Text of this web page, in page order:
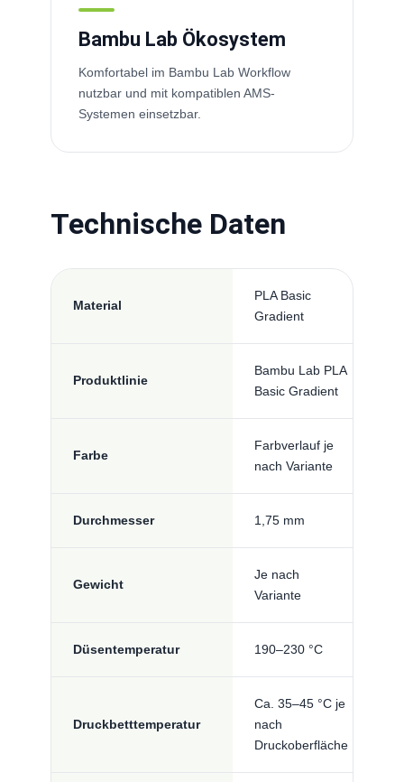
Bambu Lab Ökosystem
Komfortabel im Bambu Lab Workflow
nutzbar und mit kompatiblen AMS-
Systemen einsetzbar.
Technische Daten
Material
PLA Basic
Gradient
Produktlinie
Bambu Lab PLA
Basic Gradient
Farbe
Farbverlauf je
nach Variante
Durchmesser 1,75 mm
Gewicht
Je nach
Variante
Düsentemperatur 190–230 °C
Druckbetttemperatur
Ca. 35–45 °C je
nach
Druckoberfläche